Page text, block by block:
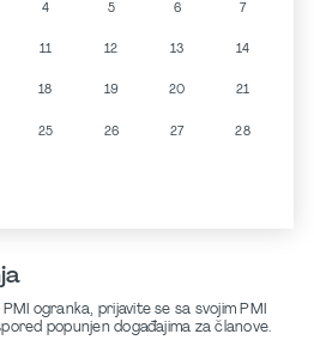
4 5 6 7
11 12 13 14
18 19 20 21
25 26 27 28
ogranka, prijavite se sa svojim PMI
popunjen događajima za članove.